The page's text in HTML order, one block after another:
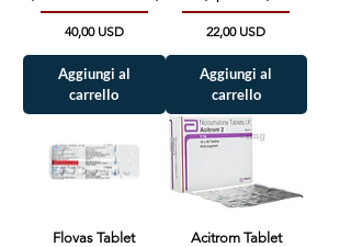
Prezzo
40,00 USD
Aggiungi al
carrello
Prezzo
22,00 USD
Aggiungi al
carrello
Flovas Tablet
Acitrom Tablet